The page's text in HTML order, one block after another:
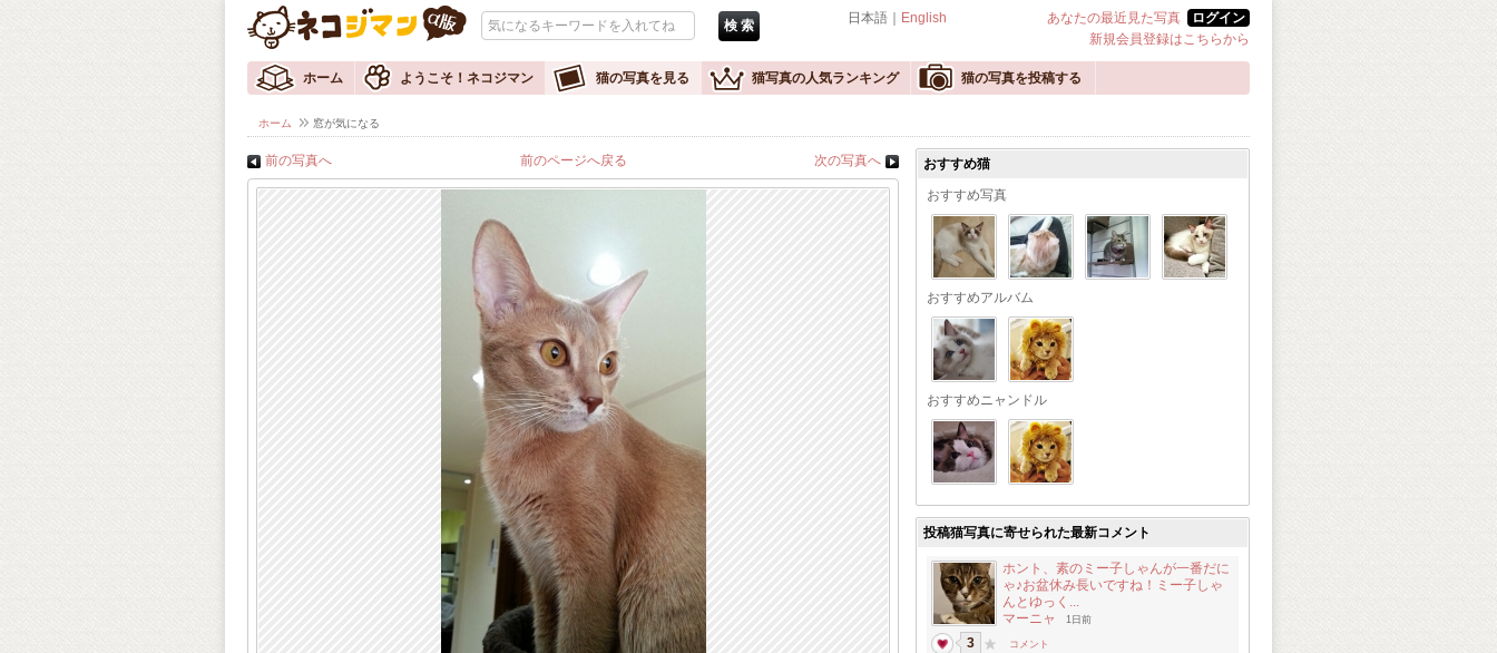
日本語｜ English あなたの最近見た写真
ログイン
新規会員登録はこちらから
ホーム ようこそ！ネコジマン 猫の写真を見る 猫写真の人気ランキング 猫の写真を投稿する
ホーム 窓が気になる
前の写真へ 前のページへ戻る 次の写真へ
おすすめ猫
おすすめ写真
おすすめアルバム
おすすめニャンドル
投稿猫写真に寄せられた最新コメント
ホント、素のミー子しゃんが一番だに
ゃ♪お盆休み長いですね！ミー子しゃ
んとゆっく...
マーニャ
1日前
3 コメント